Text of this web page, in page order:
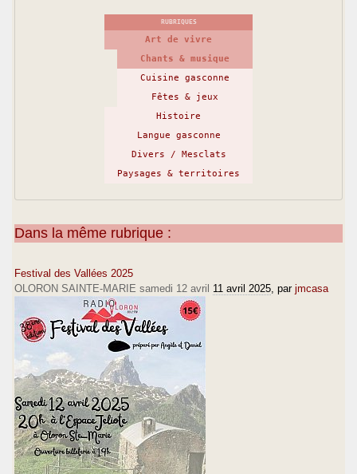
RUBRIQUES
Art de vivre
Chants & musique
Cuisine gasconne
Fêtes & jeux
Histoire
Langue gasconne
Divers / Mesclats
Paysages & territoires
Dans la même rubrique :
Festival des Vallées 2025
OLORON SAINTE-MARIE samedi 12 avril 11 avril 2025 , par jmcasa